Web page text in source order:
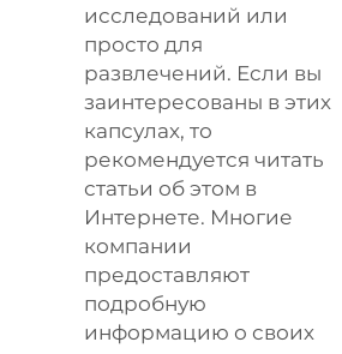
исследований или
просто для
развлечений. Если вы
заинтересованы в этих
капсулах, то
рекомендуется читать
статьи об этом в
Интернете. Многие
компании
предоставляют
подробную
информацию о своих